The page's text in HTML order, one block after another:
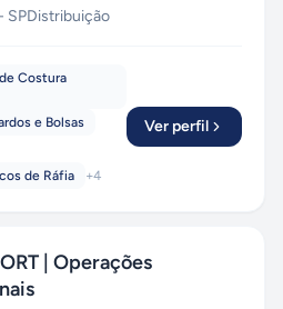
- SPDistribuição
Costura
e Bolsas
de Ráfia
+4
Ver perfil
| Operações